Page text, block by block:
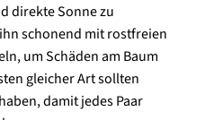
direkte Sonne zu
schonend mit rostfreien
um Schäden am Baum
gleicher Art sollten
damit jedes Paar